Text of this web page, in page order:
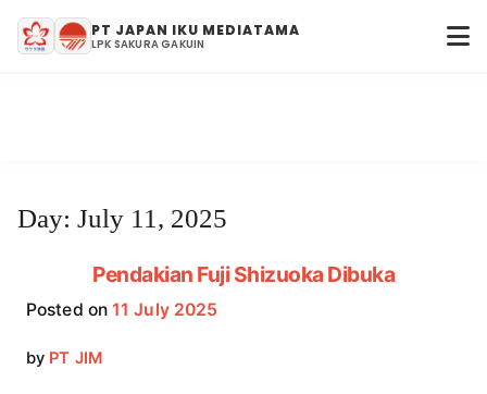
PT JAPAN IKU MEDIATAMA
LPK SAKURA GAKUIN
Day: July 11, 2025
Pendakian Fuji Shizuoka Dibuka
Posted on 11 July 2025
by PT JIM